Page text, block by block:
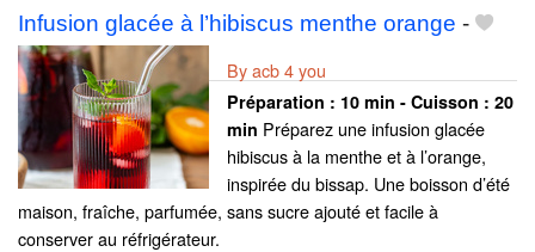
Infusion glacée à l’hibiscus menthe orange -
By acb 4 you
Préparation : 10 min - Cuisson : 20
min Préparez une infusion glacée
hibiscus à la menthe et à l’orange,
inspirée du bissap. Une boisson d’été
maison, fraîche, parfumée, sans sucre ajouté et facile à
conserver au réfrigérateur.